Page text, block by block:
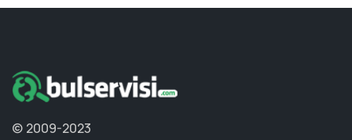
© 2009-2023